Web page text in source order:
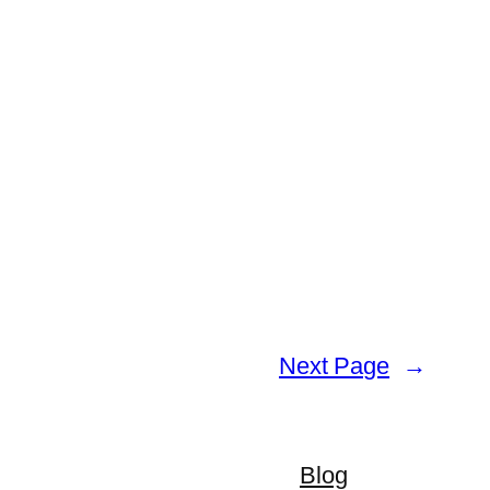
Next Page →
Blog